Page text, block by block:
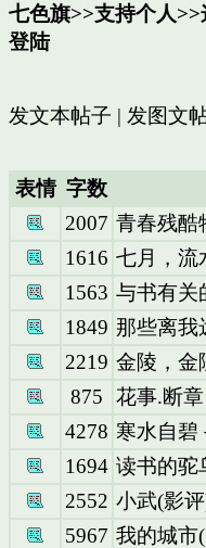
七色旗>>支持个人>>
登陆
发文本帖子 | 发图文
表情 字数
2007 青春残酷
1616 七月，流
1563 与书有关
1849 那些离我
2219 金陵，金
875
花事.断章
4278 寒水自碧
1694 读书的驼
2552 小武(影
5967 我的城市